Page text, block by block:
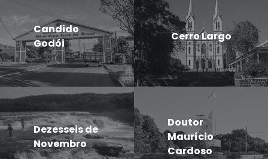
Candido
Godói
Cerro Largo
Dezesseis de
Novembro
Doutor
Maurício
Cardoso